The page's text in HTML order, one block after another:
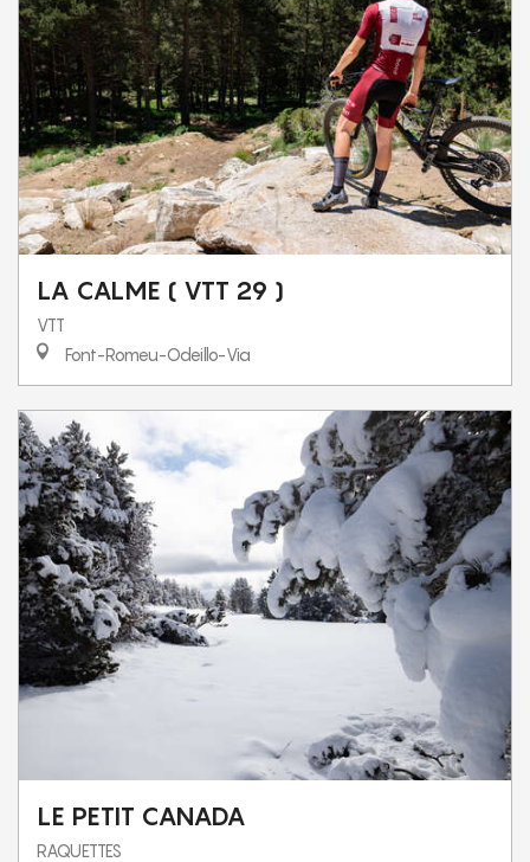
LA CALME ( VTT 29 )
VTT
Font-Romeu-Odeillo-Via
LE PETIT CANADA
RAQUETTES